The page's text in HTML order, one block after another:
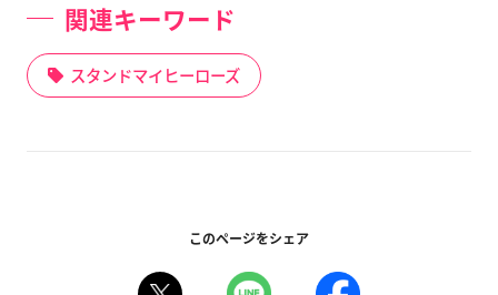
関連キーワード
スタンドマイヒーローズ
このページをシェア